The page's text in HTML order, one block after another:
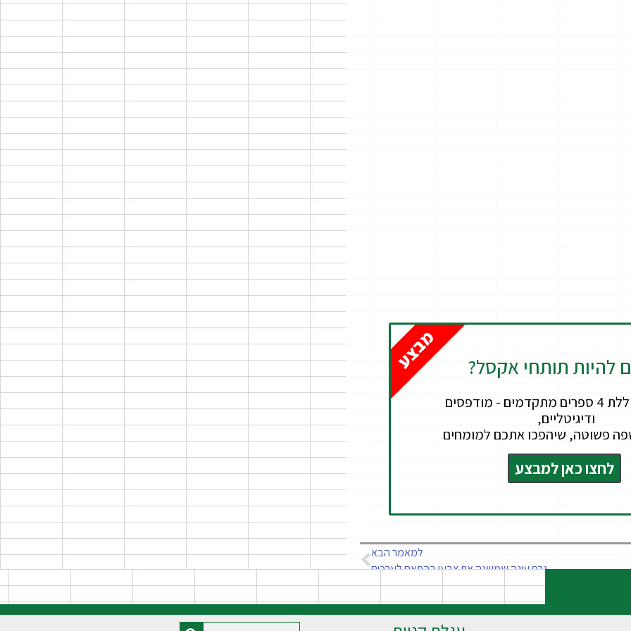
להיות תותחי אקסל?
חבילה הכוללת 4 ספרים מתקדמים - מודפסים
ודיגיטליים,
פשוטה, שיהפכו אתכם למומחים
לחצו כאן למבצע
מבצע
למאמר הבא
גרף עוגה שמשנה את צבעו בהתאם לערכים